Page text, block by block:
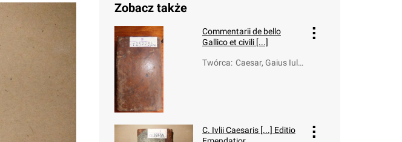
Zobacz także
Commentarii de bello
Gallico et civili [...]
Twórca: Caesar, Gaius Iuli
C. Ivlii Caesaris [...] Editio